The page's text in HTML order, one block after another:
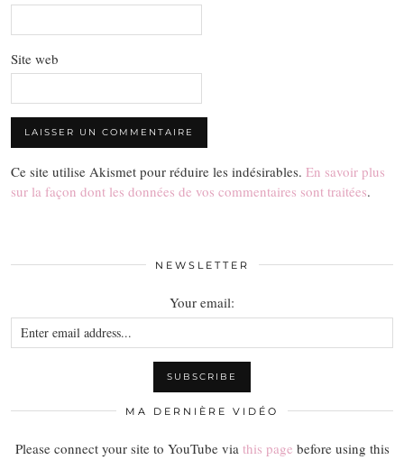
Site web
Ce site utilise Akismet pour réduire les indésirables. En savoir plus
sur la façon dont les données de vos commentaires sont traitées.
NEWSLETTER
Your email:
MA DERNIÈRE VIDÉO
Please connect your site to YouTube via this page before using this